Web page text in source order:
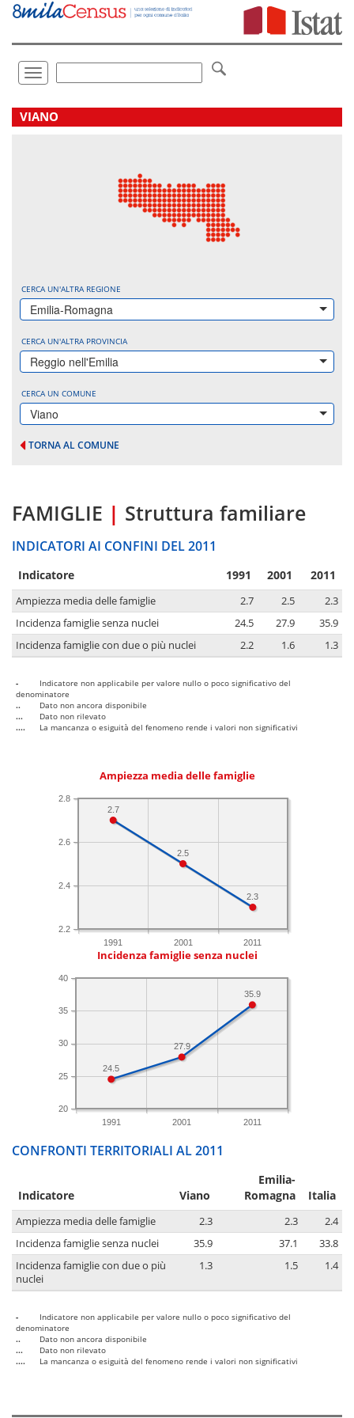
Vai
direttamente
Toggle
navigation
.
VIANO
CERCA UN'ALTRA REGIONE
Emilia-Romagna
CERCA UN'ALTRA PROVINCIA
Reggio nell'Emilia
CERCA UN COMUNE
Viano
TORNA AL COMUNE
FAMIGLIE | Struttura familiare
INDICATORI AI CONFINI DEL 2011
Indicatore 1991 2001 2011
Ampiezza media delle famiglie 2.7 2.5
2.3
Incidenza famiglie senza nuclei
24.5 27.9
35.9
Incidenza famiglie con due o più nuclei
2.2 1.6 1.3
-
Indicatore non applicabile per valore nullo o poco significativo del
denominatore
..
Dato non ancora disponibile
...
Dato non rilevato
....
La mancanza o esiguità del fenomeno rende i valori non significativi
Ampiezza media delle famiglie
1991 2001 2011
2.2
2.4
2.6
2.8
2.3
2.5
2.7
Incidenza famiglie senza nuclei
1991 2001 2011
20
25
30
35
40
35.9
27.9
24.5
CONFRONTI TERRITORIALI AL 2011
Indicatore Viano
Emilia-
Romagna
Italia
Ampiezza media delle famiglie 2.3 2.3
2.4
Incidenza famiglie senza nuclei
35.9 37.1
33.8
Incidenza famiglie con due o più
nuclei
1.3 1.5 1.4
-
Indicatore non applicabile per valore nullo o poco significativo del
denominatore
..
Dato non ancora disponibile
...
Dato non rilevato
....
La mancanza o esiguità del fenomeno rende i valori non significativi